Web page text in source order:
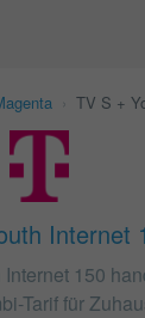
TV S +
Internet
150
Tarif für